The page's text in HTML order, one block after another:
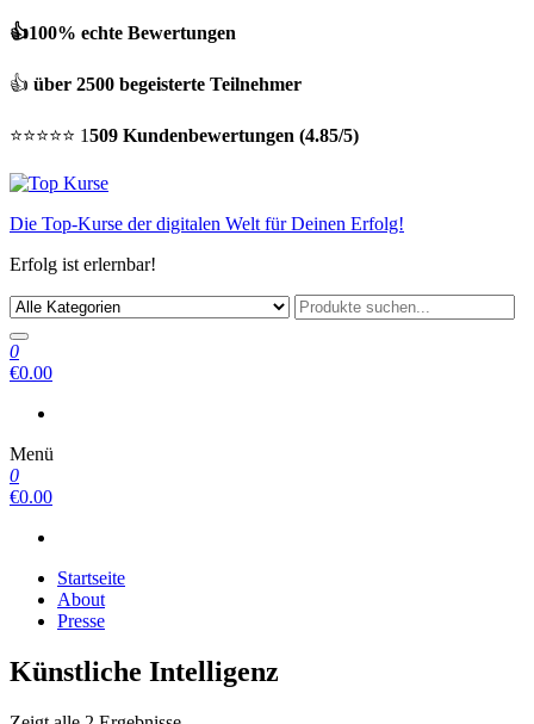
👍100% echte Bewertungen
👍 über 2500 begeisterte Teilnehmer
⭐⭐⭐⭐⭐ 1509 Kundenbewertungen (4.85/5)
Die Top-Kurse der digitalen Welt für Deinen Erfolg!
Erfolg ist erlernbar!
0
€0.00
Menü
0
€0.00
Startseite
About
Presse
Künstliche Intelligenz